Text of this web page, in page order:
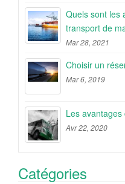
Quels sont les
transport de
Mar 28, 2021
Choisir un
Mar 6, 2019
Les
Avr 22, 2020
Catégories